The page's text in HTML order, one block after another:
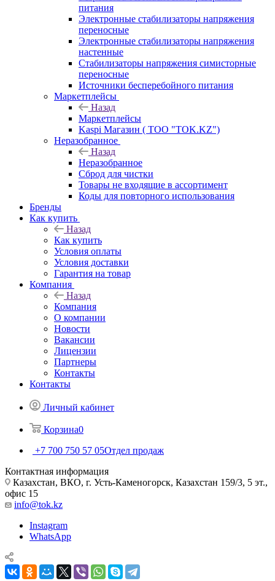
питания
Электронные стабилизаторы напряжения
переносные
Электронные стабилизаторы напряжения
настенные
Стабилизаторы напряжения симисторные
переносные
Источники бесперебойного питания
Маркетплейсы
Назад
Маркетплейсы
Kaspi Магазин ( ТОО "TOK.KZ")
Неразобранное
Назад
Неразобранное
Сброд для чистки
Товары не входящие в ассортимент
Коды для повторного использования
Бренды
Как купить
Назад
Как купить
Условия оплаты
Условия доставки
Гарантия на товар
Компания
Назад
Компания
О компании
Новости
Вакансии
Лицензии
Партнеры
Контакты
Контакты
Личный кабинет
Корзина0
+7 700 750 57 05Отдел продаж
Контактная информация
Казахстан, ВКО, г. Усть-Каменогорск, Казахстан 159/3, 5 эт.,
офис 15
info@tok.kz
Instagram
WhatsApp